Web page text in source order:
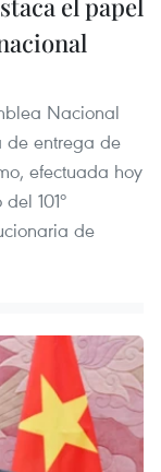
el papel
Nacional
de entrega de
efectuada hoy
101º
de